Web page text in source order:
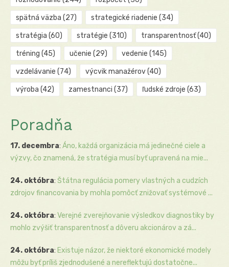
spätná väzba (27) strategické riadenie (34)
stratégia (60) stratégie (310) transparentnosť(40)
tréning (45) učenie (29) vedenie (145)
vzdelávanie (74) výcvik manažérov(40)
výroba (42) zamestnanci (37) ľudské zdroje (63)
Poradňa
17. decembra: Áno, každá organizácia má jedinečné ciele a
výzvy, čo znamená, že stratégia musí byť upravená na mie...
24. októbra: Štátna regulácia pomery vlastných a cudzích
zdrojov financovania by mohla pomôcť znižovať systémové ...
24. októbra: Verejné zverejňovanie výsledkov diagnostiky by
mohlo zvýšiť transparentnosť a dôveru akcionárov a zá...
24. októbra: Existuje názor, že niektoré ekonomické modely
môžu byť príliš zjednodušené a nereflektujú dostatočne...